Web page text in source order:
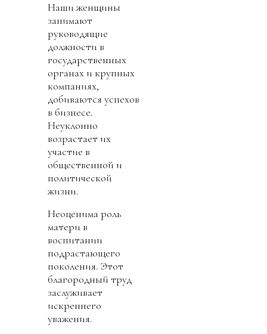
Наши женщины
занимают
руководящие
должности в
государственных
органах и крупных
компаниях,
добиваются успехов
в бизнесе.
Неуклонно
возрастает их
участие в
общественной и
политической
жизни.
Неоценима роль
матери в
воспитании
подрастающего
поколения. Этот
благородный труд
заслуживает
искреннего
уважения.